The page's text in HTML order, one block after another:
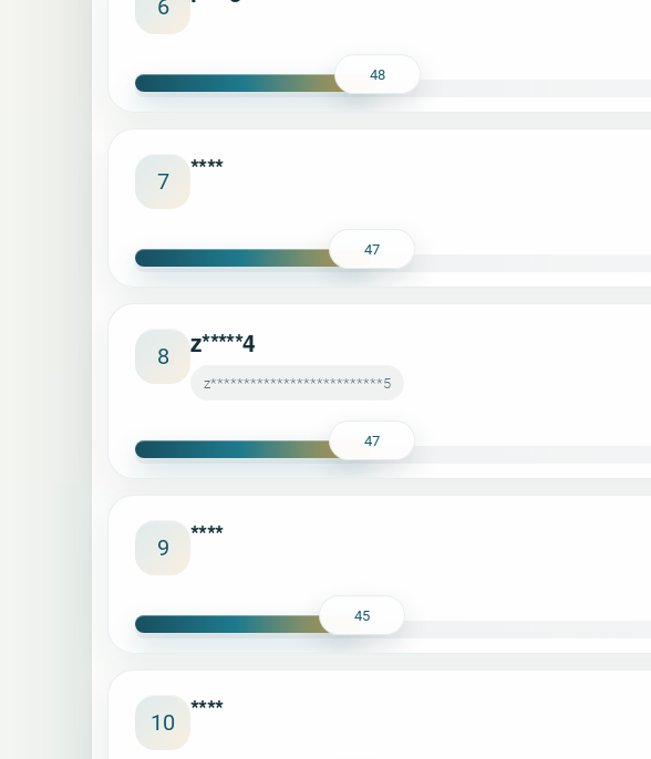
6
48
7 ****
47
8 z*****4
z**************************5
47
9 ****
45
10 ****